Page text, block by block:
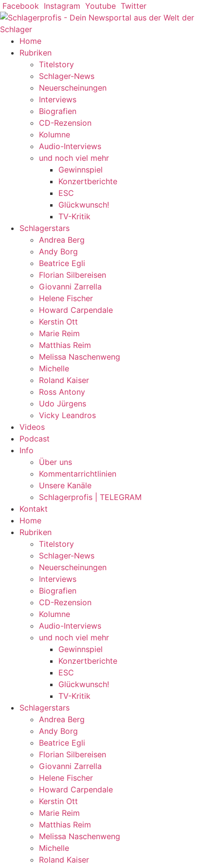
Zum
Inhalt
springen
Facebook Instagram Youtube Twitter
Home
Rubriken
Titelstory
Schlager-News
Neuerscheinungen
Interviews
Biografien
CD-Rezension
Kolumne
Audio-Interviews
und noch viel mehr
Gewinnspiel
Konzertberichte
ESC
Glückwunsch!
TV-Kritik
Schlagerstars
Andrea Berg
Andy Borg
Beatrice Egli
Florian Silbereisen
Giovanni Zarrella
Helene Fischer
Howard Carpendale
Kerstin Ott
Marie Reim
Matthias Reim
Melissa Naschenweng
Michelle
Roland Kaiser
Ross Antony
Udo Jürgens
Vicky Leandros
Videos
Podcast
Info
Über uns
Kommentarrichtlinien
Unsere Kanäle
Schlagerprofis | TELEGRAM
Kontakt
Home
Rubriken
Titelstory
Schlager-News
Neuerscheinungen
Interviews
Biografien
CD-Rezension
Kolumne
Audio-Interviews
und noch viel mehr
Gewinnspiel
Konzertberichte
ESC
Glückwunsch!
TV-Kritik
Schlagerstars
Andrea Berg
Andy Borg
Beatrice Egli
Florian Silbereisen
Giovanni Zarrella
Helene Fischer
Howard Carpendale
Kerstin Ott
Marie Reim
Matthias Reim
Melissa Naschenweng
Michelle
Roland Kaiser